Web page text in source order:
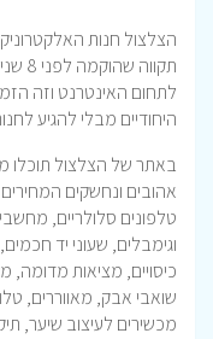
הצלצול חנות
לתחום האינטרנט וזה
היחודיים מבלי להגיע
באתר של הצלצול תוכלו
אהובים ונחשקים
טלפונים סלולריים,
וגימבלים, שעוני יד
כיסויים, מציאות מדומה,
שואבי אבק, מאווררים,
מכשירים לעיצוב שיער,